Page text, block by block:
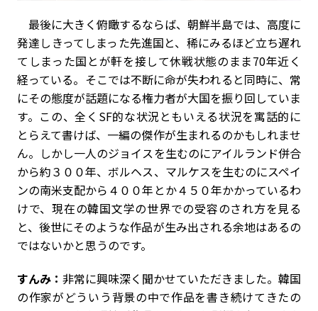
最後に大きく俯瞰するならば、朝鮮半島では、高度に
発達しきってしまった先進国と、稀にみるほど立ち遅れ
てしまった国とが軒を接して休戦状態のまま70年近く
経っている。そこでは不断に命が失われると同時に、常
にその態度が話題になる権力者が大国を振り回していま
す。この、全くSF的な状況ともいえる状況を寓話的に
とらえて書けば、一編の傑作が生まれるのかもしれませ
ん。しかし一人のジョイスを生むのにアイルランド併合
から約３００年、ボルヘス、マルケスを生むのにスペイ
ンの南米支配から４００年とか４５０年かかっているわ
けで、現在の韓国文学の世界での受容のされ方を見る
と、後世にそのような作品が生み出される余地はあるの
ではないかと思うのです。
すんみ： 非常に興味深く聞かせていただきました。韓国
の作家がどういう背景の中で作品を書き続けてきたの